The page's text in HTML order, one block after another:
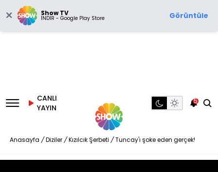
Show TV
İNDİR - Google Play Store Görüntüle
CANLI
YAYIN
5
Anasayfa / Diziler / Kızılcık Şerbeti / Tuncay'ı şoke eden gerçek!